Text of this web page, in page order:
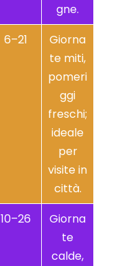
gne.
6–21
Giorna
te miti,
pomeri
ggi
freschi;
ideale
per
visite in
città.
10–26
Giorna
te
calde,